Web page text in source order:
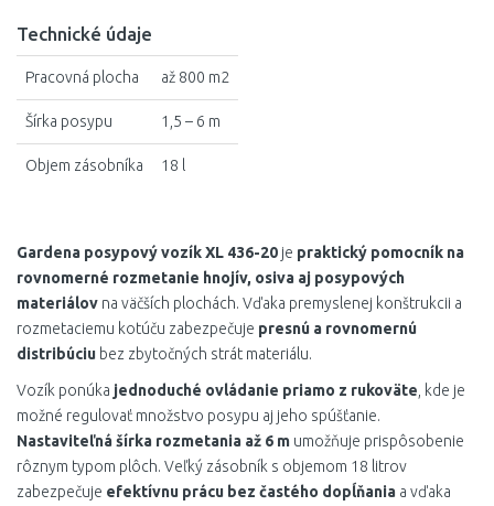
Technické údaje
Pracovná plocha až 800 m2
Šírka posypu 1,5 – 6 m
Objem zásobníka 18 l
Gardena posypový vozík XL 436-20 je praktický pomocník na
rovnomerné rozmetanie hnojív, osiva aj posypových
materiálov na väčších plochách. Vďaka premyslenej konštrukcii a
rozmetaciemu kotúču zabezpečuje presnú a rovnomernú
distribúciu bez zbytočných strát materiálu.
Vozík ponúka jednoduché ovládanie priamo z rukoväte , kde je
možné regulovať množstvo posypu aj jeho spúšťanie.
Nastaviteľná šírka rozmetania až 6 m umožňuje prispôsobenie
rôznym typom plôch. Veľký zásobník s objemom 18 litrov
zabezpečuje efektívnu prácu bez častého dopĺňania a vďaka